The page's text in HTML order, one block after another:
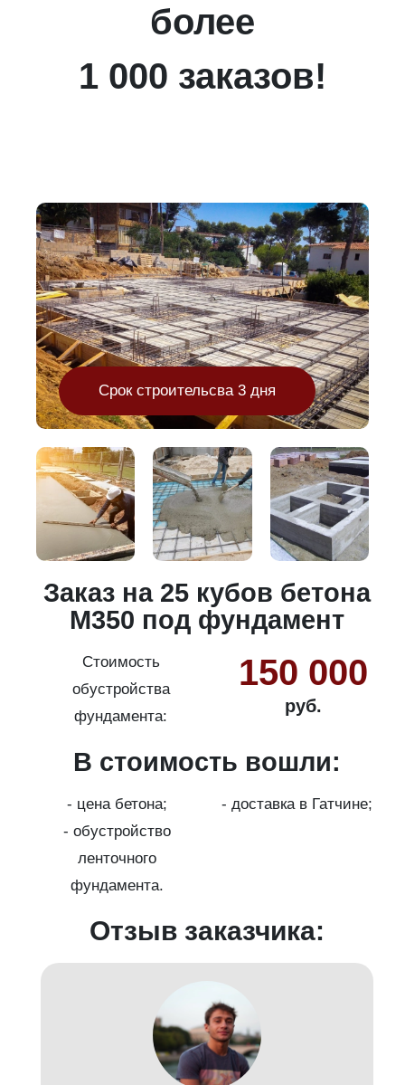
более
1 000 заказов!
Срок строительсва 3 дня
Заказ на 25 кубов бетона
М350 под фундамент
Стоимость
обустройства
фундамента:
150 000
руб.
В стоимость вошли:
- цена бетона;
- доставка в Гатчине;
- обустройство
ленточного
фундамента.
Отзыв заказчика: